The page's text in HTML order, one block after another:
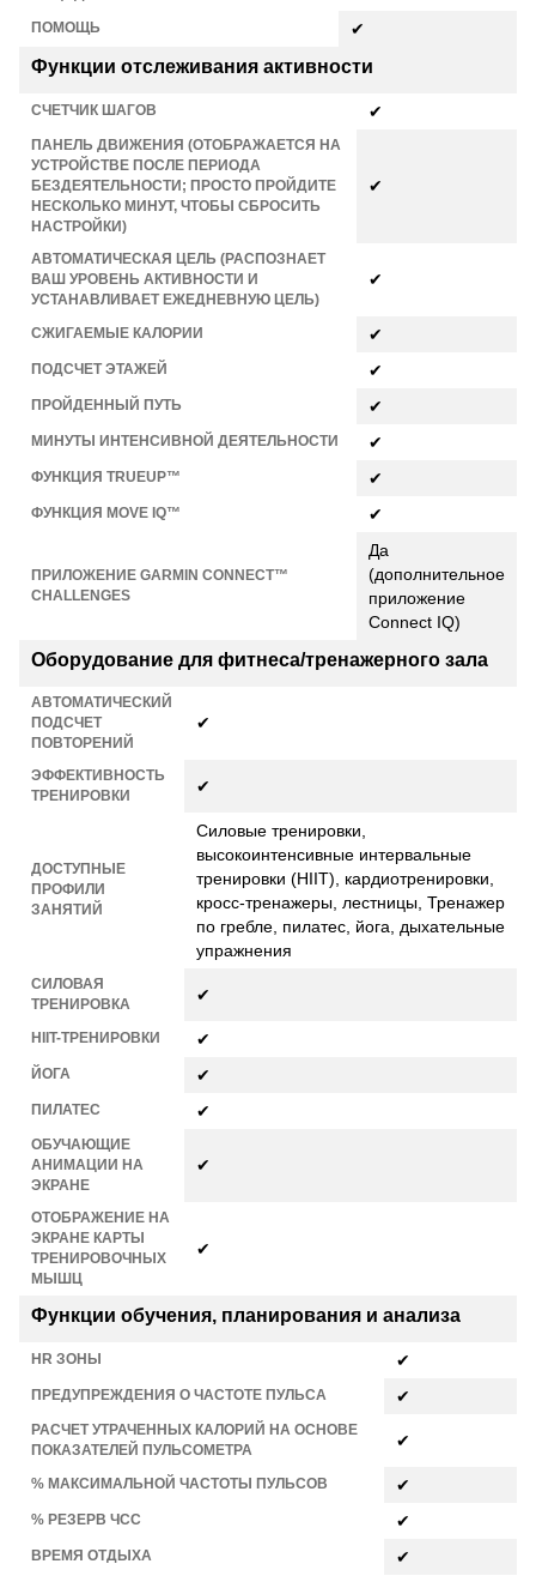
ПОМОЩЬ
✔
Функции отслеживания активности
СЧЕТЧИК ШАГОВ ✔
ПАНЕЛЬ ДВИЖЕНИЯ (ОТОБРАЖАЕТСЯ НА
УСТРОЙСТВЕ ПОСЛЕ ПЕРИОДА
БЕЗДЕЯТЕЛЬНОСТИ; ПРОСТО ПРОЙДИТЕ
НЕСКОЛЬКО МИНУТ, ЧТОБЫ СБРОСИТЬ
НАСТРОЙКИ)
✔
АВТОМАТИЧЕСКАЯ ЦЕЛЬ (РАСПОЗНАЕТ
ВАШ УРОВЕНЬ АКТИВНОСТИ И
УСТАНАВЛИВАЕТ ЕЖЕДНЕВНУЮ ЦЕЛЬ)
✔
СЖИГАЕМЫЕ КАЛОРИИ ✔
ПОДСЧЕТ ЭТАЖЕЙ ✔
ПРОЙДЕННЫЙ ПУТЬ ✔
МИНУТЫ ИНТЕНСИВНОЙ ДЕЯТЕЛЬНОСТИ ✔
ФУНКЦИЯ TRUEUP™ ✔
ФУНКЦИЯ MOVE IQ™ ✔
ПРИЛОЖЕНИЕ GARMIN CONNECT™
CHALLENGES
Да
(дополнительное
приложение
Connect IQ)
Оборудование для фитнеса/тренажерного зала
АВТОМАТИЧЕСКИЙ
ПОДСЧЕТ
ПОВТОРЕНИЙ
✔
ЭФФЕКТИВНОСТЬ
ТРЕНИРОВКИ
✔
ДОСТУПНЫЕ
ПРОФИЛИ
ЗАНЯТИЙ
Силовые тренировки,
высокоинтенсивные интервальные
тренировки (HIIT), кардиотренировки,
кросс-тренажеры, лестницы, Тренажер
по гребле, пилатес, йога, дыхательные
упражнения
СИЛОВАЯ
ТРЕНИРОВКА
✔
HIIT-ТРЕНИРОВКИ ✔
ЙОГА ✔
ПИЛАТЕС ✔
ОБУЧАЮЩИЕ
АНИМАЦИИ НА
ЭКРАНЕ
✔
ОТОБРАЖЕНИЕ НА
ЭКРАНЕ КАРТЫ
ТРЕНИРОВОЧНЫХ
МЫШЦ
✔
Функции обучения, планирования и анализа
HR ЗОНЫ ✔
ПРЕДУПРЕЖДЕНИЯ О ЧАСТОТЕ ПУЛЬСА ✔
РАСЧЕТ УТРАЧЕННЫХ КАЛОРИЙ НА ОСНОВЕ
ПОКАЗАТЕЛЕЙ ПУЛЬСОМЕТРА
✔
% МАКСИМАЛЬНОЙ ЧАСТОТЫ ПУЛЬСОВ ✔
% РЕЗЕРВ ЧСС ✔
ВРЕМЯ ОТДЫХА ✔